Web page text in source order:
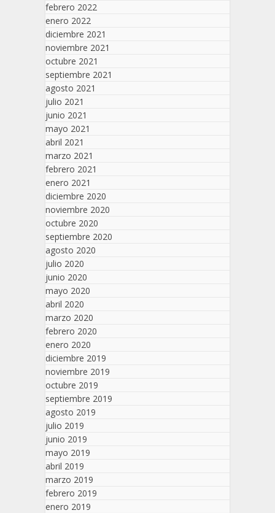
febrero 2022
enero 2022
diciembre 2021
noviembre 2021
octubre 2021
septiembre 2021
agosto 2021
julio 2021
junio 2021
mayo 2021
abril 2021
marzo 2021
febrero 2021
enero 2021
diciembre 2020
noviembre 2020
octubre 2020
septiembre 2020
agosto 2020
julio 2020
junio 2020
mayo 2020
abril 2020
marzo 2020
febrero 2020
enero 2020
diciembre 2019
noviembre 2019
octubre 2019
septiembre 2019
agosto 2019
julio 2019
junio 2019
mayo 2019
abril 2019
marzo 2019
febrero 2019
enero 2019